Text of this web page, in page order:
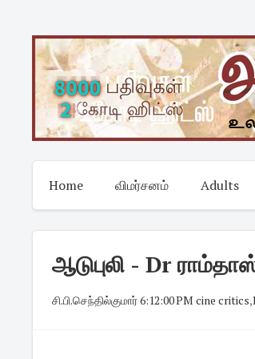
content
Home விமர்சனம் Adults
ஆடுபுலி - Dr
சி.பி.செந்தில்குமார்·6:12:00 PM ·cine critics,